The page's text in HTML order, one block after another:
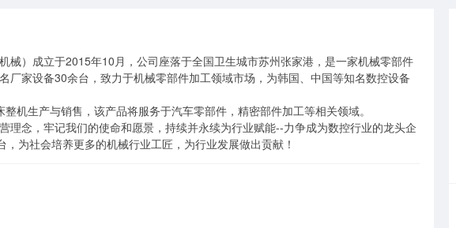
械）成立于2015年10月，公司座落于全国卫生城市苏州张家港，是一家机械零部件
厂家设备30余台，致力于机械零部件加工领域市场，为韩国、中国等知名数控设备
理念，牢记我们的使命和愿景，持续并永续为行业赋能--力争成为数控行业的龙头企
为社会培养更多的机械行业工匠，为行业发展做出贡献！